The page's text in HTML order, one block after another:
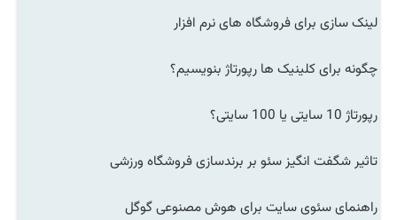
لینک سازی برای فروشگاه های نرم افزار
چگونه برای کلینیک ها رپورتاژ بنویسیم؟
رپورتاژ 10 سایتی یا 100 سایتی؟
تاثیر شگفت انگیز سئو بر برندسازی فروشگاه ورزشی
راهنمای سئوی سایت برای هوش مصنوعی گوگل